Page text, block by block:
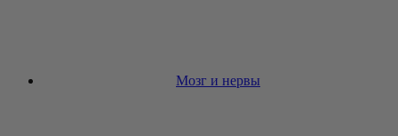
Мозг и нервы